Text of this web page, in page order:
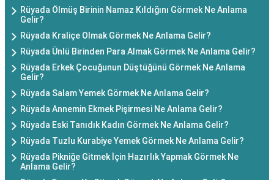
Rüyada Ölmüş Birinin Namaz Kıldığını Görmek Ne Anlama
Gelir?
Rüyada Kraliçe Olmak Görmek Ne Anlama Gelir?
Rüyada Ünlü Birinden Para Almak Görmek Ne Anlama Gelir?
Rüyada Erkek Çocuğunun Düştüğünü Görmek Ne Anlama
Gelir?
Rüyada Salam Yemek Görmek Ne Anlama Gelir?
Rüyada Annemin Ekmek Pişirmesi Ne Anlama Gelir?
Rüyada Eski Tanıdık Kadın Görmek Ne Anlama Gelir?
Rüyada Tuzlu Kurabiye Yemek Görmek Ne Anlama Gelir?
Rüyada Pikniğe Gitmek İçin Hazırlık Yapmak Görmek Ne
Anlama Gelir?